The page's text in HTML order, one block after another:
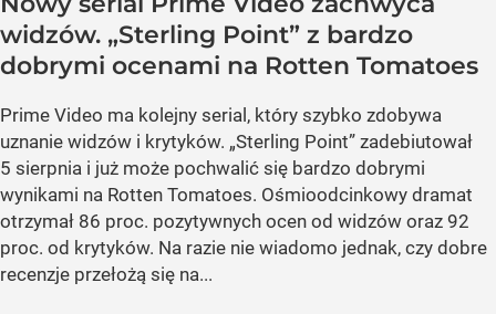
widzów. „Sterling Point” z bardzo
dobrymi ocenami na Rotten Tomatoes
Prime Video ma kolejny serial, który szybko zdobywa
uznanie widzów i krytyków. „Sterling Point” zadebiutował
5 sierpnia i już może pochwalić się bardzo dobrymi
wynikami na Rotten Tomatoes. Ośmioodcinkowy dramat
otrzymał 86 proc. pozytywnych ocen od widzów oraz 92
proc. od krytyków. Na razie nie wiadomo jednak, czy dobre
recenzje przełożą się na...